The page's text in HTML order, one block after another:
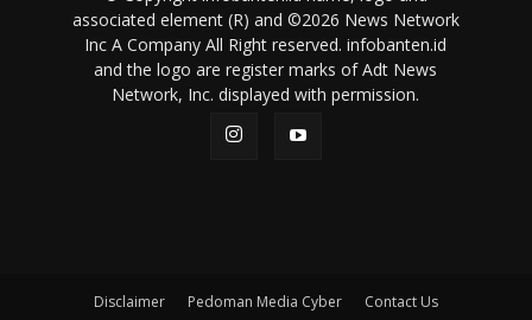
associated element (R) and ©2026 News Network
Inc A Company All Right reserved. infobanten.id
and the logo are register marks of Adt News
Network, Inc. displayed with permission.
Disclaimer Pedoman Media Cyber Contact Us